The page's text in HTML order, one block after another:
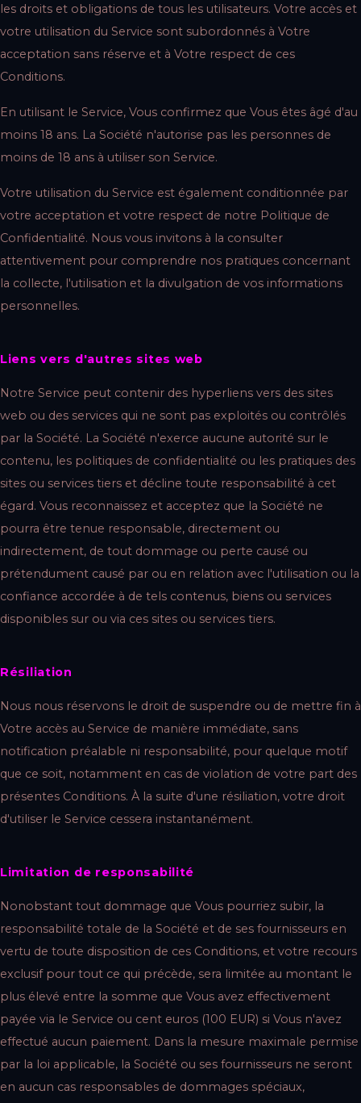
les droits et obligations de tous les utilisateurs. Votre accès et
votre utilisation du Service sont subordonnés à Votre
acceptation sans réserve et à Votre respect de ces
Conditions.
En utilisant le Service, Vous confirmez que Vous êtes âgé d'au
moins 18 ans. La Société n'autorise pas les personnes de
moins de 18 ans à utiliser son Service.
Votre utilisation du Service est également conditionnée par
votre acceptation et votre respect de notre Politique de
Confidentialité. Nous vous invitons à la consulter
attentivement pour comprendre nos pratiques concernant
la collecte, l'utilisation et la divulgation de vos informations
personnelles.
Liens vers d'autres sites web
Notre Service peut contenir des hyperliens vers des sites
web ou des services qui ne sont pas exploités ou contrôlés
par la Société. La Société n'exerce aucune autorité sur le
contenu, les politiques de confidentialité ou les pratiques des
sites ou services tiers et décline toute responsabilité à cet
égard. Vous reconnaissez et acceptez que la Société ne
pourra être tenue responsable, directement ou
indirectement, de tout dommage ou perte causé ou
prétendument causé par ou en relation avec l'utilisation ou la
confiance accordée à de tels contenus, biens ou services
disponibles sur ou via ces sites ou services tiers.
Résiliation
Nous nous réservons le droit de suspendre ou de mettre fin à
Votre accès au Service de manière immédiate, sans
notification préalable ni responsabilité, pour quelque motif
que ce soit, notamment en cas de violation de votre part des
présentes Conditions. À la suite d'une résiliation, votre droit
d'utiliser le Service cessera instantanément.
Limitation de responsabilité
Nonobstant tout dommage que Vous pourriez subir, la
responsabilité totale de la Société et de ses fournisseurs en
vertu de toute disposition de ces Conditions, et votre recours
exclusif pour tout ce qui précède, sera limitée au montant le
plus élevé entre la somme que Vous avez effectivement
payée via le Service ou cent euros (100 EUR) si Vous n'avez
effectué aucun paiement. Dans la mesure maximale permise
par la loi applicable, la Société ou ses fournisseurs ne seront
en aucun cas responsables de dommages spéciaux,